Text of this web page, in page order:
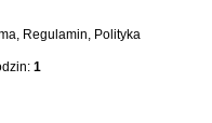
, Regulamin, Polityka
1